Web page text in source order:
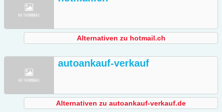
Alternativen zu hotmail.ch
autoankauf-verkauf
Alternativen zu autoankauf-verkauf.de